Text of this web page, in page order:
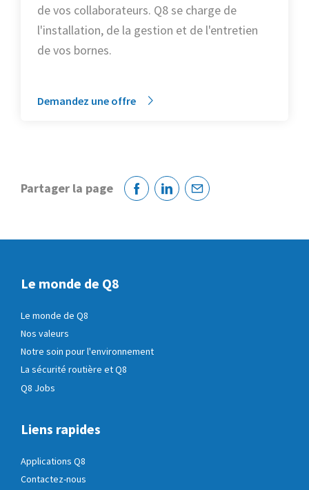
de vos collaborateurs. Q8 se charge de
l'installation, de la gestion et de l'entretien
de vos bornes.
Demandez une offre
Partager la page
FacebookLinkedinCourriel
Le monde de Q8
Le monde de Q8
Nos valeurs
Notre soin pour l'environnement
La sécurité routière et Q8
Q8 Jobs
Liens rapides
Applications Q8
Contactez-nous